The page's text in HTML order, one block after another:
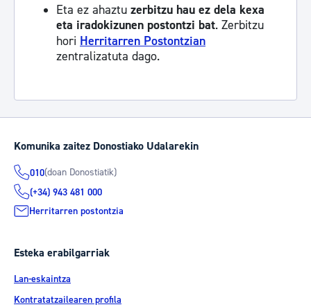
Eta ez ahaztu zerbitzu hau ez dela kexa
eta iradokizunen postontzi bat. Zerbitzu
hori Herritarren Postontzian
zentralizatuta dago.
Komunika zaitez Donostiako Udalarekin
010(doan Donostiatik)
(+34) 943 481 000
Herritarren postontzia
Esteka erabilgarriak
Lan-eskaintza
Kontratatzailearen profila